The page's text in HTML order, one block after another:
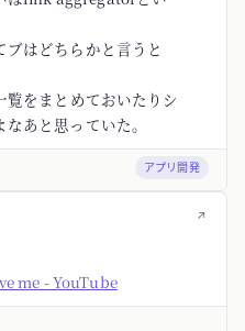
はどちらかと言うと
をまとめておいたりシ
あと思っていた。
アプリ開発
↗
me - YouTube